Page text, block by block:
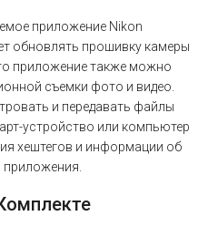
приложение Nikon
обновлять прошивку камеры
приложение также можно
съемки фото и видео.
и передавать файлы
устройство или компьютер
хештегов и информации об
приложения.